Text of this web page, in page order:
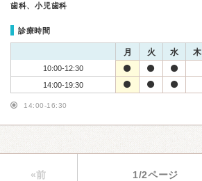
歯科、小児歯科
診療時間
月 火 水 木
10:00-12:30
14:00-19:30
14:00-16:30
«前 1/2ページ